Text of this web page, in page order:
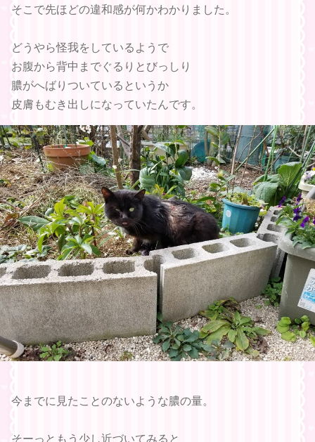
そこで先ほどの違和感が何かわかりました。
どうやら怪我をしているようで
お腹から背中までぐるりとびっしり
膿がへばりついているというか
皮膚もむき出しになっていたんです。
今までに見たことのないような膿の量。
そーっともう少し近づいてみると